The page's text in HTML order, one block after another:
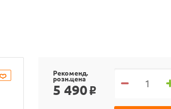
Рекоменд.
розн.цена
5 490 o